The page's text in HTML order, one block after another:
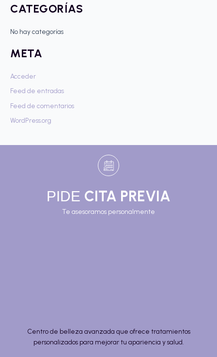
p
CATEGORÍAS
No hay categorías
META
Acceder
Feed de entradas
Feed de comentarios
WordPress.org
PIDE CITA PREVIA
Te asesoramos personalmente
Centro de belleza avanzada que ofrece tratamientos
personalizados para mejorar tu apariencia y salud.